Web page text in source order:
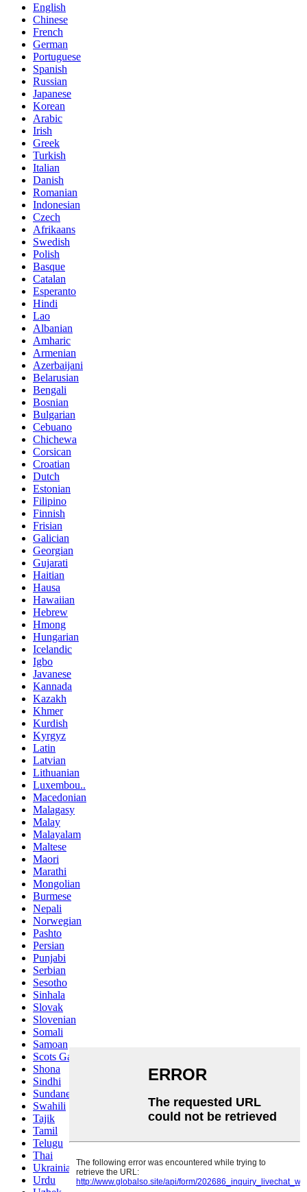
English
Chinese
French
German
Portuguese
Spanish
Russian
Japanese
Korean
Arabic
Irish
Greek
Turkish
Italian
Danish
Romanian
Indonesian
Czech
Afrikaans
Swedish
Polish
Basque
Catalan
Esperanto
Hindi
Lao
Albanian
Amharic
Armenian
Azerbaijani
Belarusian
Bengali
Bosnian
Bulgarian
Cebuano
Chichewa
Corsican
Croatian
Dutch
Estonian
Filipino
Finnish
Frisian
Galician
Georgian
Gujarati
Haitian
Hausa
Hawaiian
Hebrew
Hmong
Hungarian
Icelandic
Igbo
Javanese
Kannada
Kazakh
Khmer
Kurdish
Kyrgyz
Latin
Latvian
Lithuanian
Luxembou..
Macedonian
Malagasy
Malay
Malayalam
Maltese
Maori
Marathi
Mongolian
Burmese
Nepali
Norwegian
Pashto
Persian
Punjabi
Serbian
Sesotho
Sinhala
Slovak
Slovenian
Somali
Samoan
Scots Gaelic
Shona
Sindhi
Sundanese
Swahili
Tajik
Tamil
Telugu
Thai
Ukrainian
Urdu